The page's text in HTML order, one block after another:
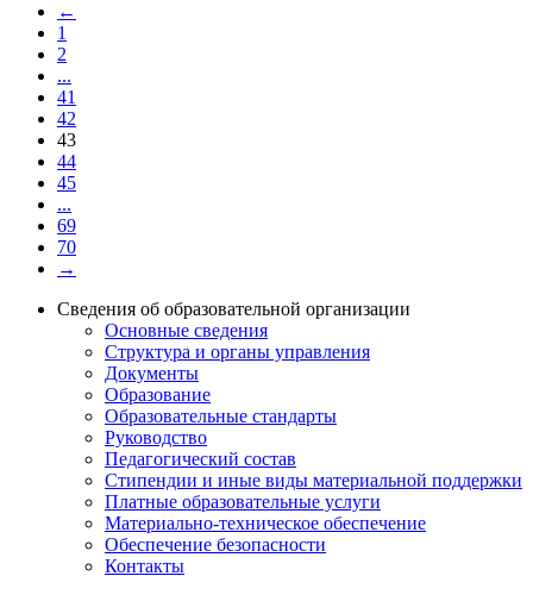
←
1
2
...
41
42
43
44
45
...
69
70
→
Сведения об образовательной организации
Основные сведения
Структура и органы управления
Документы
Образование
Образовательные стандарты
Руководство
Педагогический состав
Стипендии и иные виды материальной поддержки
Платные образовательные услуги
Материально-техническое обеспечение
Обеспечение безопасности
Контакты